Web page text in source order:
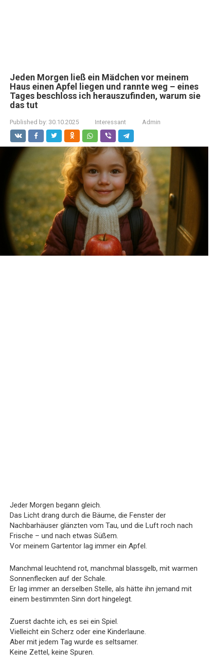
Jeden Morgen ließ ein Mädchen vor meinem
Haus einen Apfel liegen und rannte weg – eines
Tages beschloss ich herauszufinden, warum sie
das tut
Published by: 30.10.2025 Interessant Admin
Jeder Morgen begann gleich.
Das Licht drang durch die Bäume, die Fenster der
Nachbarhäuser glänzten vom Tau, und die Luft roch nach
Frische – und nach etwas Süßem.
Vor meinem Gartentor lag immer ein Apfel.
Manchmal leuchtend rot, manchmal blassgelb, mit warmen
Sonnenflecken auf der Schale.
Er lag immer an derselben Stelle, als hätte ihn jemand mit
einem bestimmten Sinn dort hingelegt.
Zuerst dachte ich, es sei ein Spiel.
Vielleicht ein Scherz oder eine Kinderlaune.
Aber mit jedem Tag wurde es seltsamer.
Keine Zettel, keine Spuren.